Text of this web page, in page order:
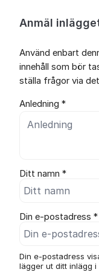
Anmäl
Använd enbart
innehåll som bör
ställa frågor via
Anledning *
Ditt namn *
Din e-postadress *
Din e-postadress
lägger ut ditt inlägg i